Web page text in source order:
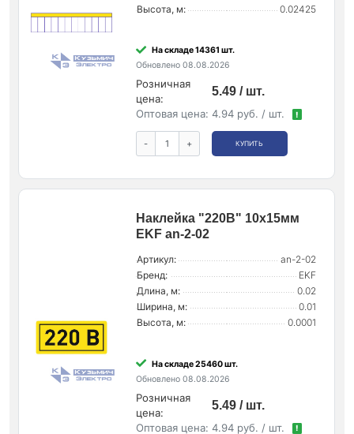
Высота, м:
0.02425
На складе 14361 шт.
Обновлено 08.08.2026
Розничная
цена:
5.49 / шт.
Оптовая цена: 4.94 руб. / шт. !
- + КУПИТЬ
Наклейка "220В" 10х15мм
EKF an-2-02
Артикул:
an-2-02
Бренд:
EKF
Длина, м:
0.02
Ширина, м:
0.01
Высота, м:
0.0001
На складе 25460 шт.
Обновлено 08.08.2026
Розничная
цена:
5.49 / шт.
Оптовая цена: 4.94 руб. / шт. !